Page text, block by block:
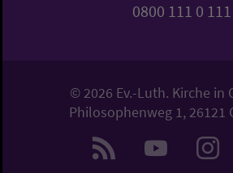
0800 111 0 111
© 2026 Ev.-Luth. Kirche in
Philosophenweg 1, 26121